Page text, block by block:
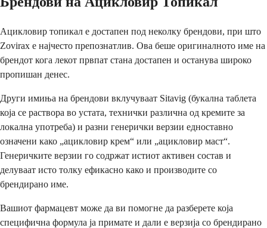
Ацикловир топикал е достапен под неколку брендови, при што
Zovirax е најчесто препознатлив. Ова беше оригиналното име на
брендот кога лекот првпат стана достапен и останува широко
пропишан денес.
Други имиња на брендови вклучуваат Sitavig (букална таблета
која се раствора во устата, технички различна од кремите за
локална употреба) и разни генерички верзии едноставно
означени како „ацикловир крем“ или „ацикловир маст“.
Генеричките верзии го содржат истиот активен состав и
делуваат исто толку ефикасно како и производите со
брендирано име.
Вашиот фармацевт може да ви помогне да разберете која
специфична формула ја примате и дали е верзија со брендирано